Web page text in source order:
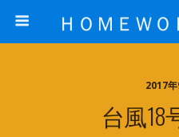
2017
台風18